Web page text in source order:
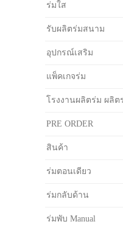
ร่มใส
รับผลิตร่มสนาม
อุปกรณ์เสริม
แพ็คเกจร่ม
โรงงานผลิตร่ม ผลิ
PRE ORDER
สินค้า
ร่มตอนเดียว
ร่มกลับด้าน
ร่มพับ Manual